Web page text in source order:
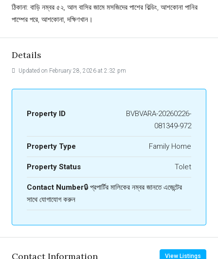
ঠিকানা: বাড়ি নম্বর ৫২, আল বাসির জামে মসজিদের পাশের বিল্ডিং, আশকোনা পানির
পাম্পের পরে, আশকোনা, দক্ষিণখান।
Details
Updated on February 28, 2026 at 2:32 pm
Property ID
BVBVARA-20260226-
081349-972
Property Type Family Home
Property Status Tolet
Contact Number🔒 প্রপার্টির মালিকের নম্বর জানতে এজেন্টের
সাথে যোগাযোগ করুন
Contact Information View Listings